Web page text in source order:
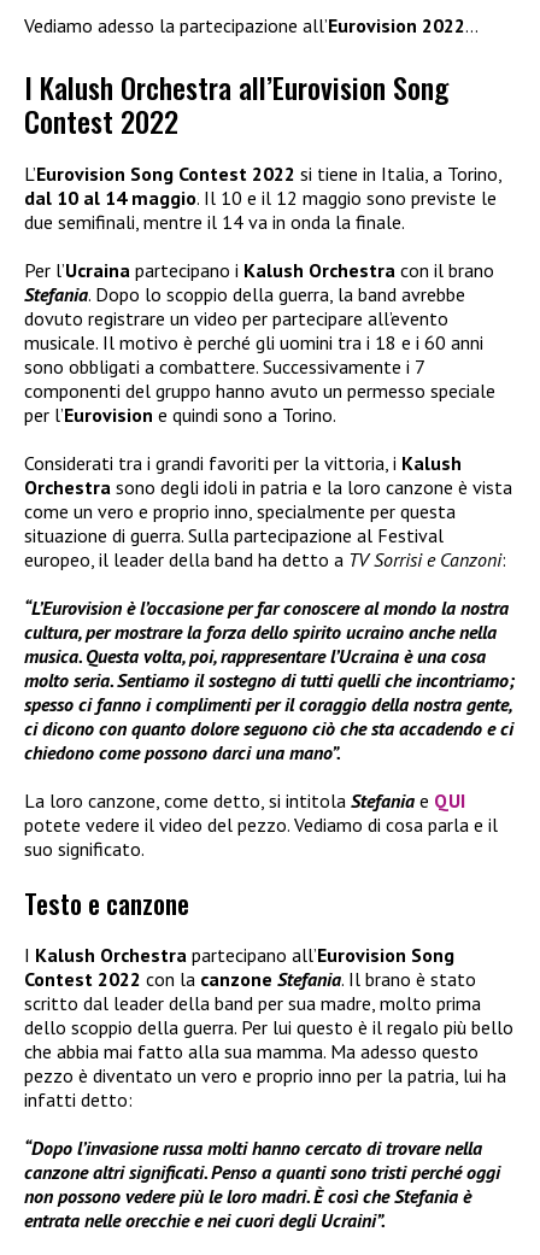
Vediamo adesso la partecipazione all’Eurovision 2022…
I Kalush Orchestra all’Eurovision Song
Contest 2022
L’Eurovision Song Contest 2022 si tiene in Italia, a Torino,
dal 10 al 14 maggio. Il 10 e il 12 maggio sono previste le
due semifinali, mentre il 14 va in onda la finale.
Per l’Ucraina partecipano i Kalush Orchestra con il brano
Stefania. Dopo lo scoppio della guerra, la band avrebbe
dovuto registrare un video per partecipare all’evento
musicale. Il motivo è perché gli uomini tra i 18 e i 60 anni
sono obbligati a combattere. Successivamente i 7
componenti del gruppo hanno avuto un permesso speciale
per l’Eurovision e quindi sono a Torino.
Considerati tra i grandi favoriti per la vittoria, i Kalush
Orchestra sono degli idoli in patria e la loro canzone è vista
come un vero e proprio inno, specialmente per questa
situazione di guerra. Sulla partecipazione al Festival
europeo, il leader della band ha detto a TV Sorrisi e Canzoni:
“L’Eurovision è l’occasione per far conoscere al mondo la nostra
cultura, per mostrare la forza dello spirito ucraino anche nella
musica. Questa volta, poi, rappresentare l’Ucraina è una cosa
molto seria. Sentiamo il sostegno di tutti quelli che incontriamo;
spesso ci fanno i complimenti per il coraggio della nostra gente,
ci dicono con quanto dolore seguono ciò che sta accadendo e ci
chiedono come possono darci una mano”.
La loro canzone, come detto, si intitola Stefania e QUI
potete vedere il video del pezzo. Vediamo di cosa parla e il
suo significato.
Testo e canzone
I Kalush Orchestra partecipano all’Eurovision Song
Contest 2022 con la canzone Stefania. Il brano è stato
scritto dal leader della band per sua madre, molto prima
dello scoppio della guerra. Per lui questo è il regalo più bello
che abbia mai fatto alla sua mamma. Ma adesso questo
pezzo è diventato un vero e proprio inno per la patria, lui ha
infatti detto:
“Dopo l’invasione russa molti hanno cercato di trovare nella
canzone altri significati. Penso a quanti sono tristi perché oggi
non possono vedere più le loro madri. È così che Stefania è
entrata nelle orecchie e nei cuori degli Ucraini”.